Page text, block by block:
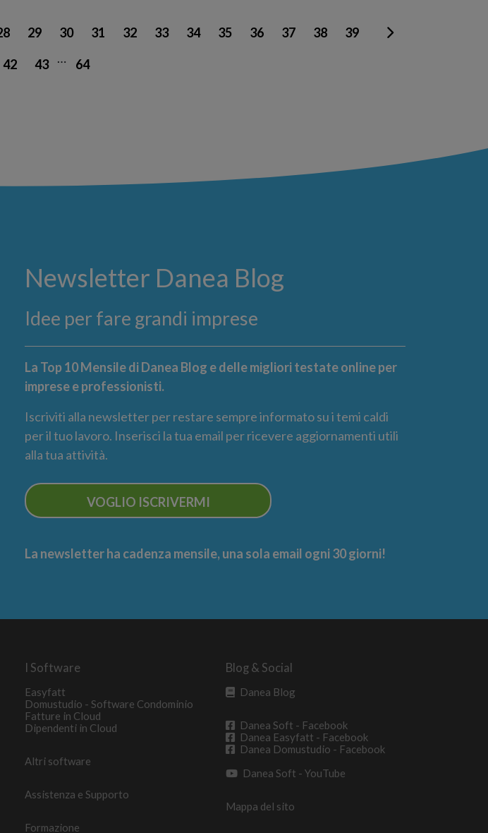
29 30 31 32 33 34 35 36 37 38 39
42 43 … 64
Newsletter Danea Blog
Idee per fare grandi imprese
La Top 10 Mensile di Danea Blog e delle migliori testate online per
imprese e professionisti.
Iscriviti alla newsletter per restare sempre informato su i temi caldi
per il tuo lavoro. Inserisci la tua email per ricevere aggiornamenti utili
alla tua attività.
VOGLIO ISCRIVERMI
La newsletter ha cadenza mensile, una sola email ogni 30 giorni!
I Software
Easyfatt
Domustudio - Software Condominio
Fatture in Cloud
Dipendenti in Cloud
Altri software
Assistenza e Supporto
Formazione
Blog & Social
Danea Blog
Danea Soft - Facebook
Danea Easyfatt - Facebook
Danea Domustudio - Facebook
Danea Soft - YouTube
Mappa del sito